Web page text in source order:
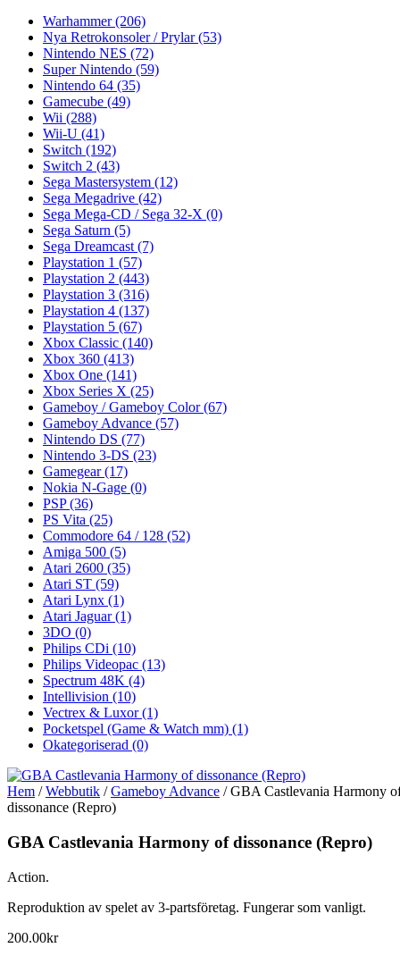
Warhammer(206)
Nya Retrokonsoler / Prylar(53)
Nintendo NES (72)
Super Nintendo (59)
Nintendo 64 (35)
Gamecube (49)
Wii (288)
Wii-U (41)
Switch (192)
Switch 2 (43)
Sega Mastersystem (12)
Sega Megadrive (42)
Sega Mega-CD / Sega 32-X (0)
Sega Saturn (5)
Sega Dreamcast (7)
Playstation 1 (57)
Playstation 2 (443)
Playstation 3 (316)
Playstation 4 (137)
Playstation 5 (67)
Xbox Classic (140)
Xbox 360 (413)
Xbox One (141)
Xbox Series X (25)
Gameboy / Gameboy Color(67)
Gameboy Advance (57)
Nintendo DS (77)
Nintendo 3-DS (23)
Gamegear(17)
Nokia N-Gage (0)
PSP(36)
PS Vita (25)
Commodore 64 / 128 (52)
Amiga 500 (5)
Atari 2600 (35)
Atari ST (59)
Atari Lynx (1)
Atari Jaguar(1)
3DO (0)
Philips CDi (10)
Philips Videopac (13)
Spectrum 48K (4)
Intellivision (10)
Vectrex & Luxor(1)
Pocketspel (Game & Watch mm) (1)
Okategoriserad (0)
Hem /Webbutik /Gameboy Advance / GBA Castlevania Harmony
dissonance (Repro)
GBA Castlevania Harmony of dissonance (Repro)
Action.
Reproduktion av spelet av 3-partsföretag. Fungerar som vanligt.
200.00kr